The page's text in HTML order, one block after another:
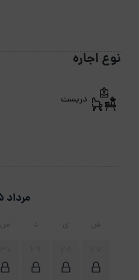
نوع اجاره
دربست
مرداد 1405
ش ی د س